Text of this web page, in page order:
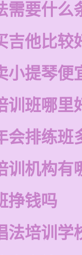
需要什么
吉他比较
小提琴便
训班哪里
会排练班
训机构有
挣钱吗
法培训学